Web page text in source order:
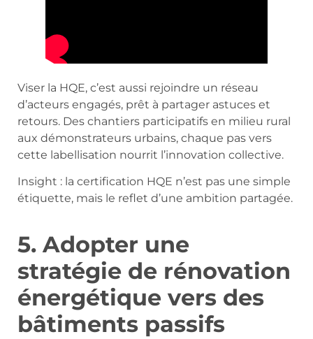
Viser la HQE, c’est aussi rejoindre un réseau
d’acteurs engagés, prêt à partager astuces et
retours. Des chantiers participatifs en milieu rural
aux démonstrateurs urbains, chaque pas vers
cette labellisation nourrit l’innovation collective.
Insight : la certification HQE n’est pas une simple
étiquette, mais le reflet d’une ambition partagée.
5. Adopter une
stratégie de rénovation
énergétique vers des
bâtiments passifs